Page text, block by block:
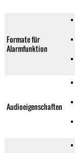
Formate für
Alarmfunktion
Audioeigenschaften